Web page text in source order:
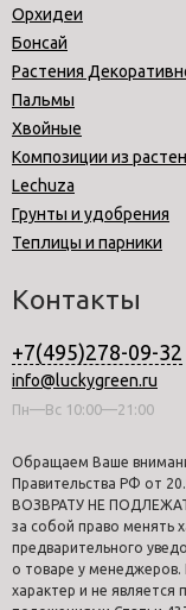
Орхидеи
Бонсай
Растения
Пальмы
Хвойные
Композиции из
Lechuza
Грунты и удобрения
Теплицы и парники
Контакты
+7(495)278-09-32
info@luckygreen.ru
Пн—Вс 10:00—21:00
Обращаем Ваше
Правительства РФ от
ВОЗВРАТУ НЕ ПОДЛЕЖАТ.
за собой право менять
предварительного
о товаре у
характер и не